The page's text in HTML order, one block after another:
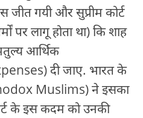
गयी और सुप्रीम कोर्ट
पर लागू होता था) कि शाह
आर्थिक
दी जाए. भारत के
Muslims) ने इसका
के इस कदम को उनकी